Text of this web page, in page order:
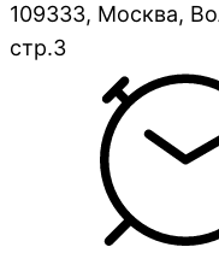
109333, Москва,
стр.3